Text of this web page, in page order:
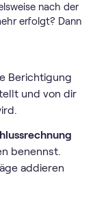
nach der
erfolgt? Dann
Berichtigung
und von dir
benennst.
addieren